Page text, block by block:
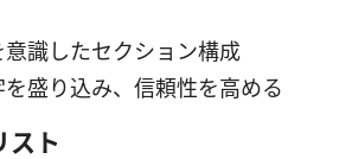
識したセクション構成
盛り込み、信頼性を高める
スト